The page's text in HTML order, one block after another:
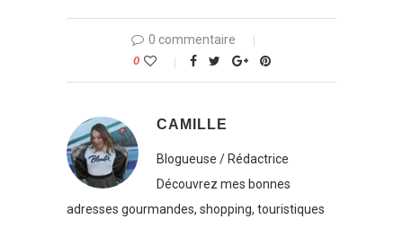
0 commentaire
0
CAMILLE
Blogueuse / Rédactrice
Découvrez mes bonnes
adresses gourmandes, shopping, touristiques